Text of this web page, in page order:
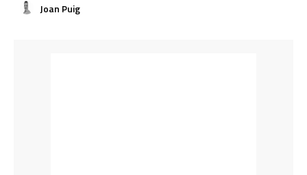
Joan Puig